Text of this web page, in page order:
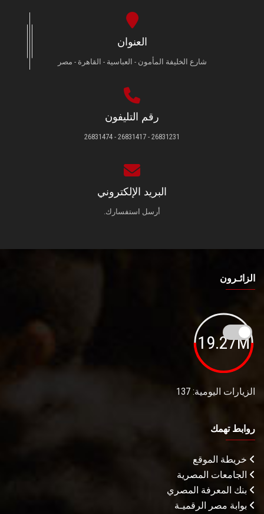
العنوان
شارع الخليفة المأمون - العباسية - القاهرة - مصر
رقم التليفون
26831231 - 26831417 - 26831474
البريد الإلكتروني
أرسل استفسارك.
الزائـرون
19.27M
الزيارات اليومية: 137
روابط تهمك
خريطة الموقع
الجامعات المصرية
بنك المعرفة المصري
بوابة مصر الرقميـة